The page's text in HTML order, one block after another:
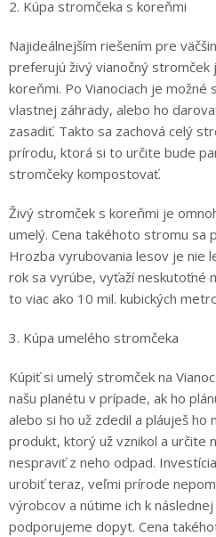
2. Kúpa stromčeka s koreňmi
Najideálnejším riešením pre
preferujú živý vianočný stromček
koreňmi. Po Vianociach je
vlastnej záhrady, alebo ho
zasadiť. Takto sa zachová celý
prírodu, ktorá si to určite bude
stromčeky kompostovať.
Živý stromček s koreňmi je
umelý. Cena takéhoto stromu sa
Hrozba vyrubovania lesov je nie
rok sa vyrúbe, vyťaží neskutoťné
to viac ako 10 mil. kubických
3. Kúpa umelého stromčeka
Kúpiť si umelý stromček na
našu planétu v prípade, ak ho
alebo si ho už zdedil a pláuješ ho
produkt, ktorý už vznikol a určite
nespraviť z neho odpad.
urobiť teraz, veľmi prírode
výrobcov a nútime ich k
podporujeme dopyt. Cena